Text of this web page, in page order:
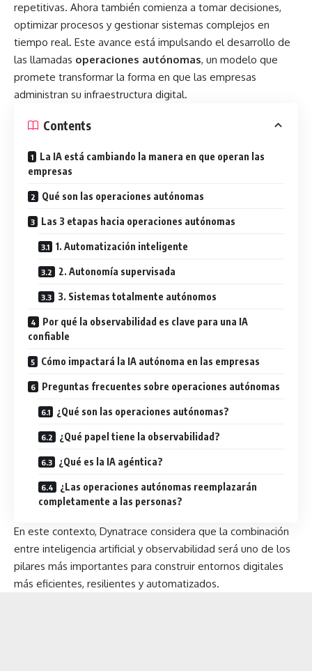
repetitivas. Ahora también comienza a tomar decisiones,
optimizar procesos y gestionar sistemas complejos en
tiempo real. Este avance está impulsando el desarrollo de
las llamadas operaciones autónomas, un modelo que
promete transformar la forma en que las empresas
administran su infraestructura digital.
Contents
La IA está cambiando la manera en que operan las
empresas
Qué son las operaciones autónomas
Las 3 etapas hacia operaciones autónomas
1. Automatización inteligente
2. Autonomía supervisada
3. Sistemas totalmente autónomos
Por qué la observabilidad es clave para una IA
confiable
Cómo impactará la IA autónoma en las empresas
Preguntas frecuentes sobre operaciones autónomas
¿Qué son las operaciones autónomas?
¿Qué papel tiene la observabilidad?
¿Qué es la IA agéntica?
¿Las operaciones autónomas reemplazarán
completamente a las personas?
En este contexto, Dynatrace considera que la combinación
entre inteligencia artificial y observabilidad será uno de los
pilares más importantes para construir entornos digitales
más eficientes, resilientes y automatizados.